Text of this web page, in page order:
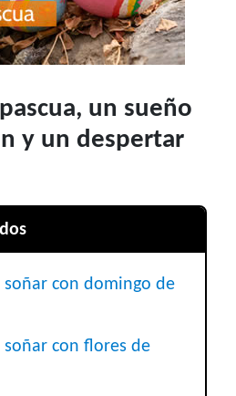
un sueño
y un despertar
soñar con domingo de
soñar con flores de